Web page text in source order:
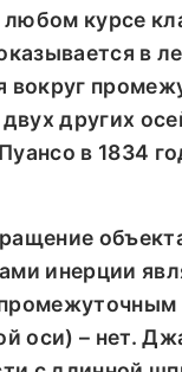
курсе
в
вокруг
других
в 1834
инерции
оси) – нет.